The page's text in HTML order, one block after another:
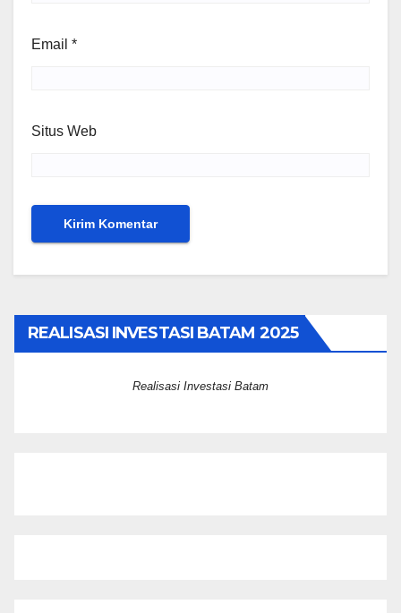
Email *
Situs Web
REALISASI INVESTASI BATAM 2025
Realisasi Investasi Batam